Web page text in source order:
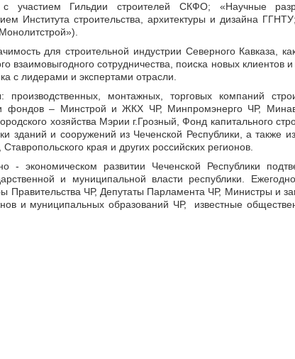
участием Гильдии строителей СКФО; «Научные
Института строительства, архитектуры и дизайна
для строительной индустрии Северного Кавказа,
сотрудничества, поиска новых клиентов
с лидерами и экспертами отрасли.
монтажных, торговых компаний
фондов – Минстрой и ЖКХ ЧР, Минпромэнерго ЧР,
хозяйства Мэрии г.Грозный, Фонд капитального
зданий и сооружений из Чеченской Республики, а также
края и других российских регионов.
- экономическом развитии Чеченской Республики
и муниципальной власти республики.
ЧР, Депутаты Парламента ЧР, Министры и
и муниципальных образований ЧР, известные